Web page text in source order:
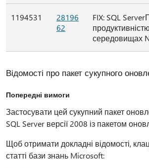
1194531
28196
62
FIX: SQL
середовищах
Відомості про пакет сукупного
Попередні вимоги
Застосувати цей сукупний пакет
SQL Server версії 2008 із пакетом
Щоб отримати докладні відомості,
статті бази знань Microsoft: